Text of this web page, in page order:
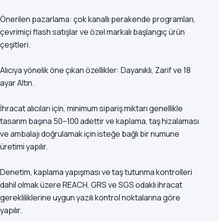
Önerilen pazarlama: çok kanallı perakende programları,
çevrimiçi flash satışlar ve özel markalı başlangıç ürün
çeşitleri.
Alıcıya yönelik öne çıkan özellikler: Dayanıklı, Zarif ve 18
ayar Altın.
İhracat alıcıları için, minimum sipariş miktarı genellikle
tasarım başına 50–100 adettir ve kaplama, taş hizalaması
ve ambalajı doğrulamak için isteğe bağlı bir numune
üretimi yapılır.
Denetim, kaplama yapışması ve taş tutunma kontrolleri
dahil olmak üzere REACH, GRS ve SGS odaklı ihracat
gerekliliklerine uygun yazılı kontrol noktalarına göre
yapılır.